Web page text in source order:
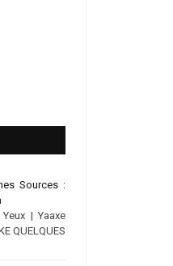
Sources :
| Yaaxe
QUELQUES